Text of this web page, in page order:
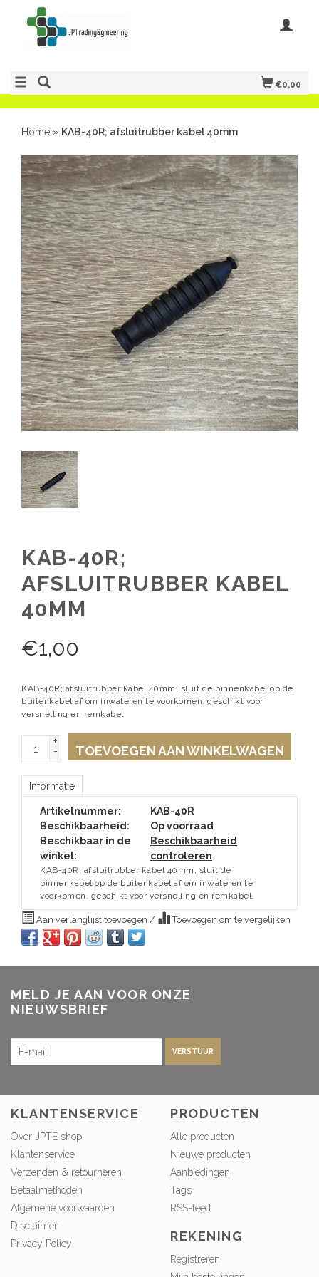
€0,00
Home » KAB-40R; afsluitrubber kabel 40mm
KAB-40R;
AFSLUITRUBBER KABEL
40MM
€1,00
KAB-40R; afsluitrubber kabel 40mm, sluit de binnenkabel op de
buitenkabel af om inwateren te voorkomen. geschikt voor
versnelling en remkabel.
+
-
TOEVOEGEN AAN WINKELWAGEN
Informatie
Artikelnummer:
KAB-40R
Beschikbaarheid:
Op voorraad
Beschikbaar in de
winkel:
Beschikbaarheid
controleren
KAB-40R; afsluitrubber kabel 40mm, sluit de
binnenkabel op de buitenkabel af om inwateren te
voorkomen. geschikt voor versnelling en remkabel.
Aan verlanglijst toevoegen / Toevoegen om te vergelijken
MELD JE AAN VOOR ONZE
NIEUWSBRIEF
VERSTUUR
KLANTENSERVICE
Over JPTE shop
Klantenservice
Verzenden & retourneren
Betaalmethoden
Algemene voorwaarden
Disclaimer
Privacy Policy
PRODUCTEN
Alle producten
Nieuwe producten
Aanbiedingen
Tags
RSS-feed
REKENING
Registreren